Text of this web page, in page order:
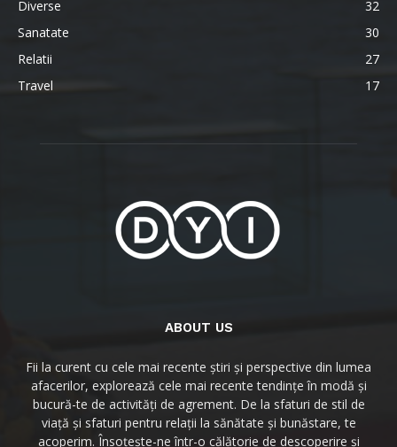
Diverse
32
Sanatate
30
Relatii
27
Travel
17
ABOUT US
Fii la curent cu cele mai recente știri și perspective din lumea
afacerilor, explorează cele mai recente tendințe în modă și
bucură-te de activități de agrement. De la sfaturi de stil de
viață și sfaturi pentru relații la sănătate și bunăstare, te
acoperim. Însoțește-ne într-o călătorie de descoperire și